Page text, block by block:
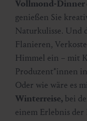
Vollmond-Dinner
genießen Sie
Naturkulisse. Und
Flanieren,
Himmel ein – mit
Produzent*innen
Oder wie wäre es
Winterreise, bei
einem Erlebnis der